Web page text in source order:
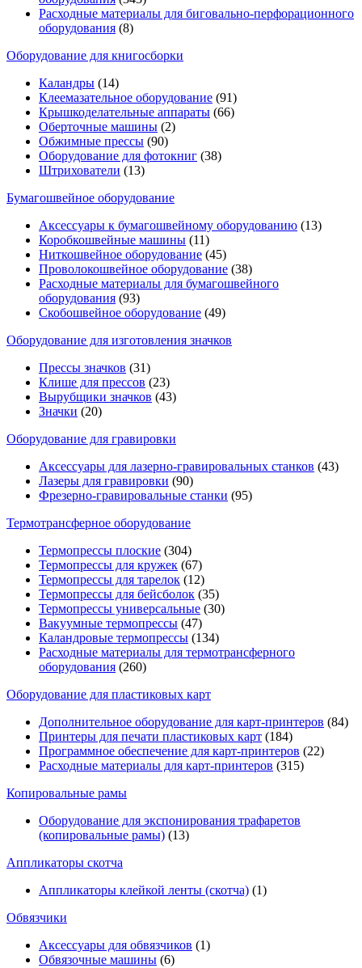
Расходные материалы для биговально-перфорационного
оборудования (8)
Оборудование для книгосборки
Каландры (14)
Клеемазательное оборудование (91)
Крышкоделательные аппараты (66)
Оберточные машины (2)
Обжимные прессы (90)
Оборудование для фотокниг (38)
Штрихователи (13)
Бумагошвейное оборудование
Аксессуары к бумагошвейному оборудованию (13)
Коробкошвейные машины (11)
Ниткошвейное оборудование (45)
Проволокошвейное оборудование (38)
Расходные материалы для бумагошвейного
оборудования (93)
Скобошвейное оборудование (49)
Оборудование для изготовления значков
Прессы значков (31)
Клише для прессов (23)
Вырубщики значков (43)
Значки (20)
Оборудование для гравировки
Аксессуары для лазерно-гравировальных станков (43)
Лазеры для гравировки (90)
Фрезерно-гравировальные станки (95)
Термотрансферное оборудование
Термопрессы плоские (304)
Термопрессы для кружек (67)
Термопрессы для тарелок (12)
Термопрессы для бейсболок (35)
Термопрессы универсальные (30)
Вакуумные термопрессы (47)
Каландровые термопрессы (134)
Расходные материалы для термотрансферного
оборудования (260)
Оборудование для пластиковых карт
Дополнительное оборудование для карт-принтеров (84)
Принтеры для печати пластиковых карт (184)
Программное обеспечение для карт-принтеров (22)
Расходные материалы для карт-принтеров (315)
Копировальные рамы
Оборудование для экспонирования трафаретов
(копировальные рамы) (13)
Аппликаторы скотча
Аппликаторы клейкой ленты (скотча) (1)
Обвязчики
Аксессуары для обвязчиков (1)
Обвязочные машины (6)